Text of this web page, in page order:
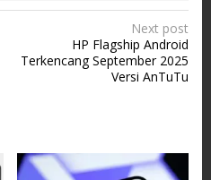
Next post
HP Flagship Android
Terkencang September 2025
Versi AnTuTu